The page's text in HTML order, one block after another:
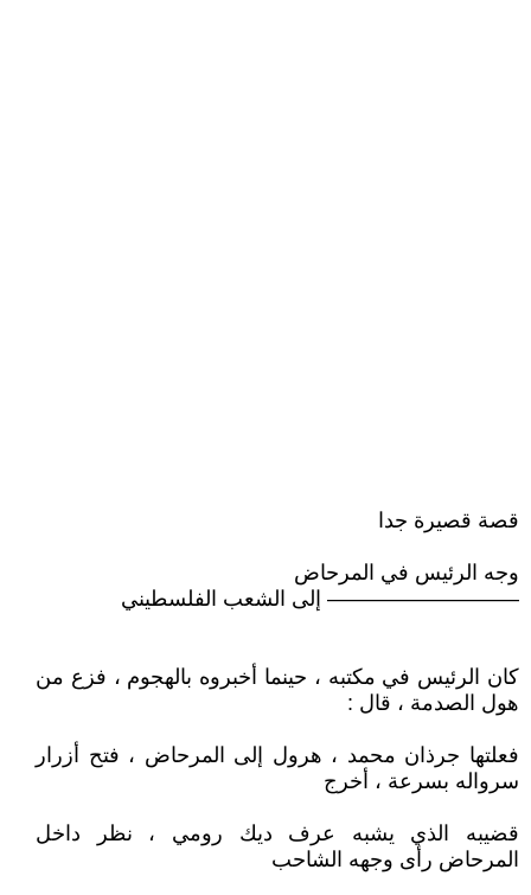
قصة قصيرة جدا
وجه الرئيس في المرحاض
————————— إلى الشعب الفلسطيني
كان الرئيس في مكتبه ، حينما أخبروه بالهجوم ، فزع من
هول الصدمة ، قال :
فعلتها جرذان محمد ، هرول إلى المرحاض ، فتح أزرار
سرواله بسرعة ، أخرج
قضيبه الذي يشبه عرف ديك رومي ، نظر داخل
المرحاض رأى وجهه الشاحب